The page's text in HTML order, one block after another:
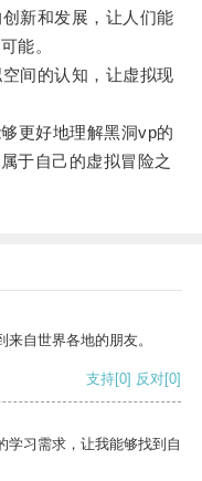
新和发展，让人们能
能。
间的认知，让虚拟现
更好地理解黑洞vp的
于自己的虚拟冒险之
自世界各地的朋友。
支持[0] 反对[0]
学习需求，让我能够找到自